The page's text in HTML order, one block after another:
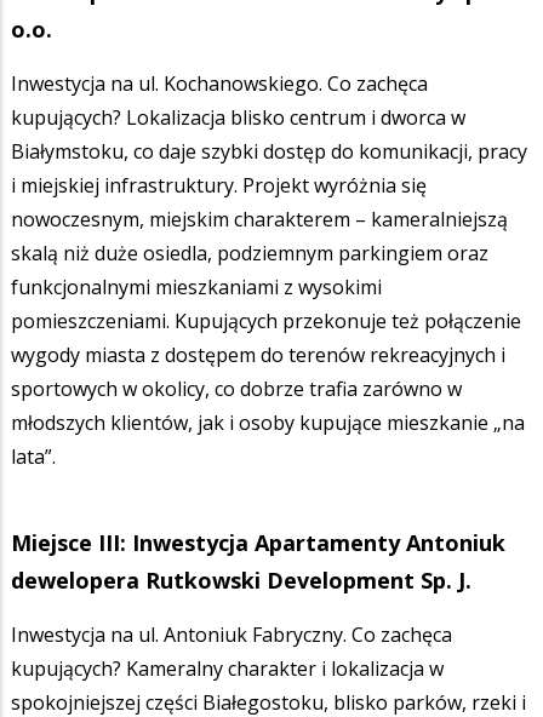
o.o.
Inwestycja na ul. Kochanowskiego. Co zachęca
kupujących? Lokalizacja blisko centrum i dworca w
Białymstoku, co daje szybki dostęp do komunikacji, pracy
i miejskiej infrastruktury. Projekt wyróżnia się
nowoczesnym, miejskim charakterem – kameralniejszą
skalą niż duże osiedla, podziemnym parkingiem oraz
funkcjonalnymi mieszkaniami z wysokimi
pomieszczeniami. Kupujących przekonuje też połączenie
wygody miasta z dostępem do terenów rekreacyjnych i
sportowych w okolicy, co dobrze trafia zarówno w
młodszych klientów, jak i osoby kupujące mieszkanie „na
lata”.
Miejsce III: Inwestycja Apartamenty Antoniuk
dewelopera Rutkowski Development Sp. J.
Inwestycja na ul. Antoniuk Fabryczny. Co zachęca
kupujących? Kameralny charakter i lokalizacja w
spokojniejszej części Białegostoku, blisko parków, rzeki i